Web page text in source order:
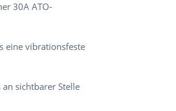
30A ATO-
eine vibrationsfeste
sichtbarer Stelle